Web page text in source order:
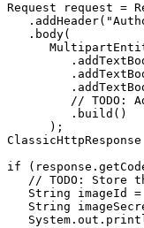
Request request =
   .body(
// TODO:
         .build()
      );
if
// TODO: Store
String imageId
String